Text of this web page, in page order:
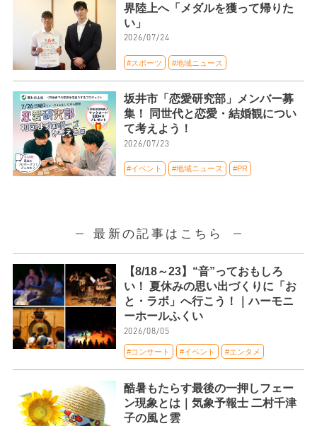
界陸上へ「メダルを獲って帰りた
い」
2026/07/24
#スポーツ #地域ニュース
坂井市「恋愛研究部」メンバー募
集！ 同世代と恋愛・結婚観につい
て考えよう！
2026/07/23
#イベント #地域ニュース #PR
最新の記事はこちら
【8/18～23】“音”っておもしろ
い！ 夏休みの思い出づくりに「お
と・ラボ」へ行こう！｜ハーモニ
ーホールふくい
2026/08/05
#コンサート #イベント #エンタメ
酷暑もたらす最後の一押しフェー
ン現象とは｜気象予報士 二村千津
子の風と雲